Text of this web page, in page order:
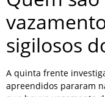
sigilosos
A quinta frente
apreendidos pararam